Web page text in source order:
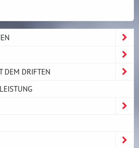
DEM DRIFTEN